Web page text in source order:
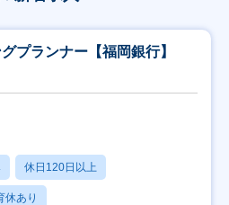
プランナー【福岡銀行】
休日120日以上
休あり